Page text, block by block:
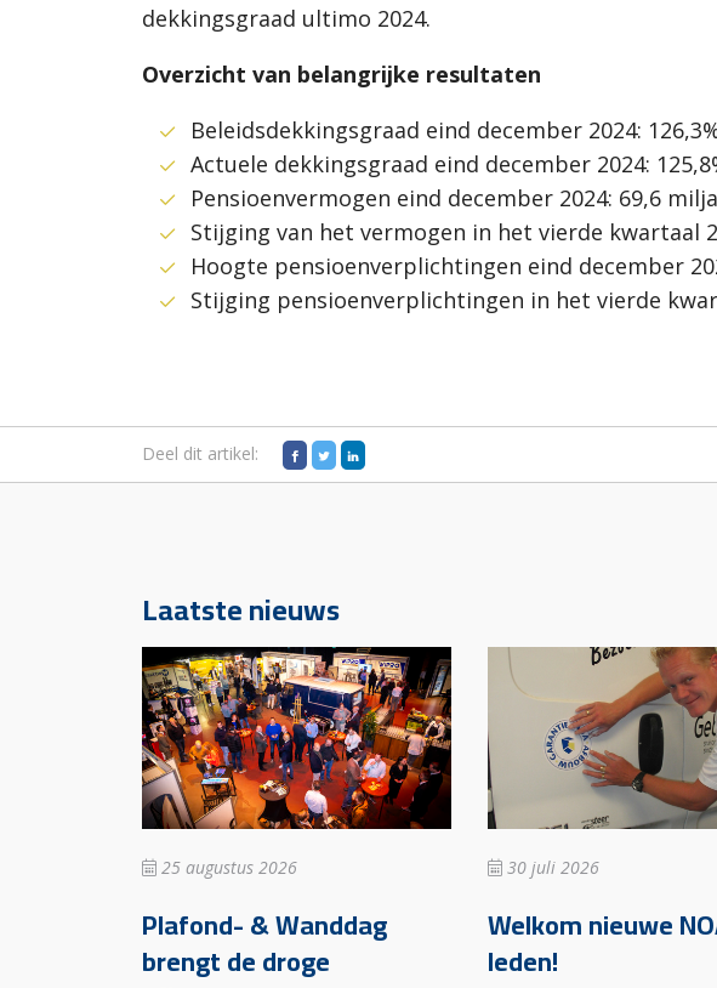
dekkingsgraad ultimo 2024.
Overzicht van belangrijke resultaten
Beleidsdekkingsgraad eind december 2024:
Actuele dekkingsgraad eind december 2024:
Pensioenvermogen eind december 2024: 69,6
Stijging van het vermogen in het vierde kwartaal
Hoogte pensioenverplichtingen eind december
Stijging pensioenverplichtingen in het vierde
Deel dit artikel:
Laatste nieuws
25 augustus 2026
Plafond- & Wanddag
brengt de droge
30 juli 2026
Welkom nieuwe
leden!